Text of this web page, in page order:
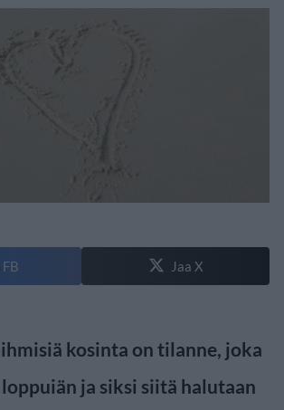
FB Jaa X
kosinta on tilanne, joka
ja siksi siitä halutaan